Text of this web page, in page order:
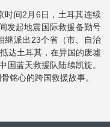
时间2月6日，土耳其连续
发起地震国际救援备勤号
继派出23个省（市、自治
达土耳其，在异国的废墟
国蓝天救援队陆续凯旋。
铭心的跨国救援故事。